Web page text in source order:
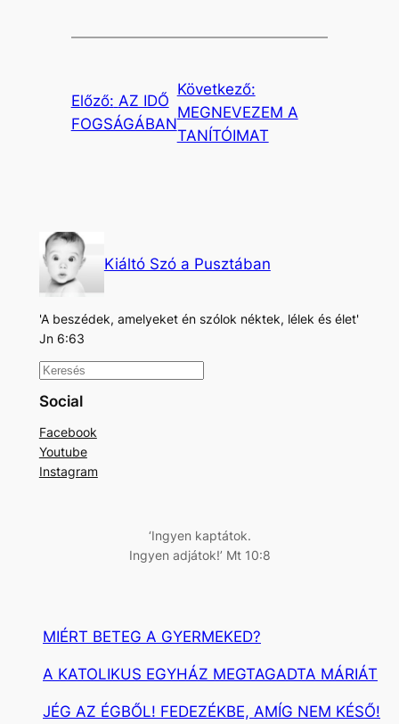
Előző: AZ IDŐ
FOGSÁGÁBAN
Következő:
MEGNEVEZEM A
TANÍTÓIMAT
Kiáltó Szó a Pusztában
'A beszédek, amelyeket én szólok néktek, lélek és élet'
Jn 6:63
K
e
e
s
Social
Facebook
Youtube
Instagram
‘Ingyen kaptátok.
Ingyen adjátok!’ Mt 10:8
MIÉRT BETEG A GYERMEKED?
A KATOLIKUS EGYHÁZ MEGTAGADTA MÁRIÁT
JÉG AZ ÉGBŐL! FEDEZÉKBE, AMÍG NEM KÉSŐ!